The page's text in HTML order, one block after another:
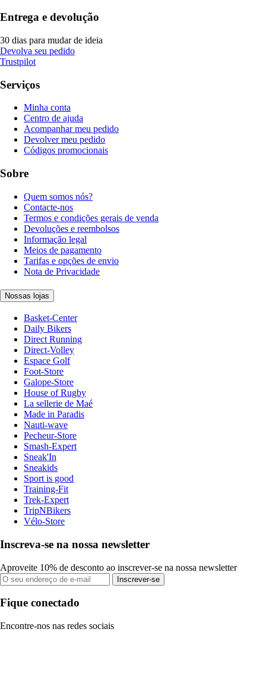
Entrega e devolução
30 dias para mudar de ideia
Devolva seu pedido
Trustpilot
Serviços
Minha conta
Centro de ajuda
Acompanhar meu pedido
Devolver meu pedido
Códigos promocionais
Sobre
Quem somos nós?
Contacte-nos
Termos e condições gerais de venda
Devoluções e reembolsos
Informação legal
Meios de pagamento
Tarifas e opções de envio
Nota de Privacidade
Nossas lojas
Basket-Center
Daily Bikers
Direct Running
Direct-Volley
Espace Golf
Foot-Store
Galope-Store
House of Rugby
La sellerie de Maé
Made in Paradis
Nauti-wave
Pecheur-Store
Smash-Expert
Sneak'In
Sneakids
Sport is good
Training-Fit
Trek-Expert
TripNBikers
Vélo-Store
Inscreva-se na nossa newsletter
Aproveite 10% de desconto ao inscrever-se na nossa newsletter
Inscrever-se
Fique conectado
Encontre-nos nas redes sociais